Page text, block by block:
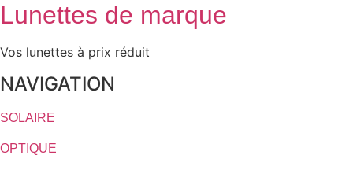
Lunettes de marque
Vos lunettes à prix réduit
NAVIGATION
SOLAIRE
OPTIQUE